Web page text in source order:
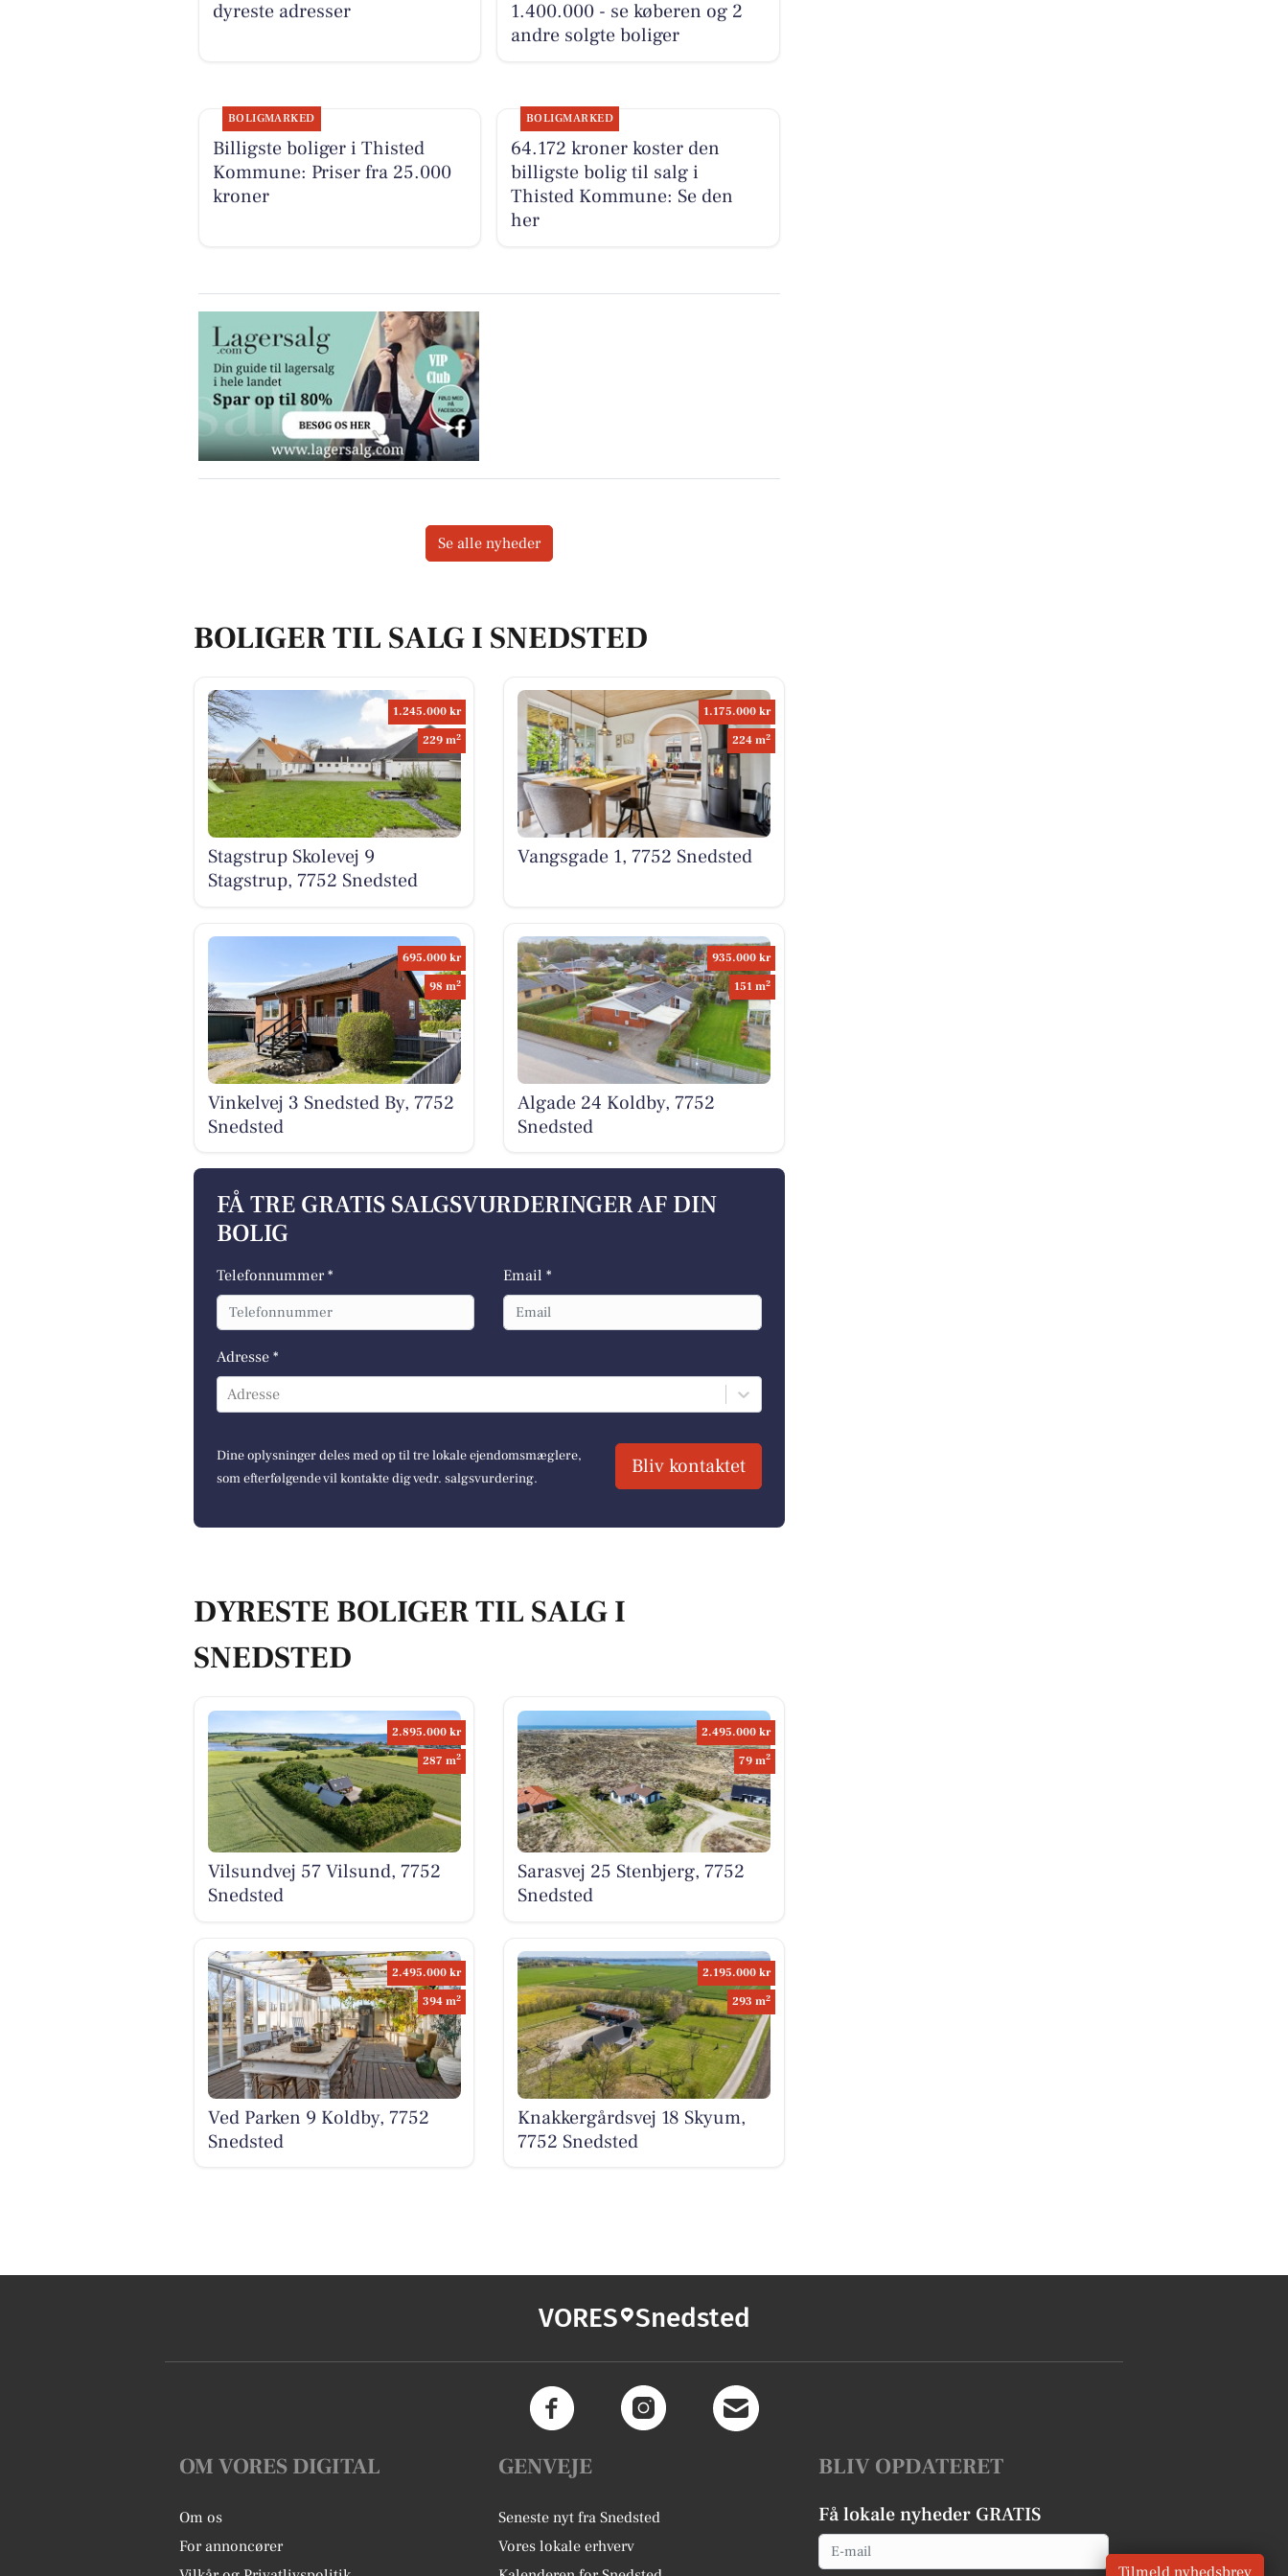
dyreste adresser
1.400.000 - se køberen og 2
andre solgte boliger
BOLIGMARKED
Billigste boliger i Thisted
Kommune: Priser fra 25.000
kroner
BOLIGMARKED
64.172 kroner koster den
billigste bolig til salg i
Thisted Kommune: Se den
her
Se alle nyheder
BOLIGER TIL SALG I SNEDSTED
1.245.000 kr
229 m2
Stagstrup Skolevej 9
Stagstrup, 7752 Snedsted
1.175.000 kr
224 m2
Vangsgade 1, 7752 Snedsted
695.000 kr
98 m2
Vinkelvej 3 Snedsted By, 7752
Snedsted
935.000 kr
151 m2
Algade 24 Koldby, 7752
Snedsted
FÅ TRE GRATIS SALGSVURDERINGER AF DIN
BOLIG
Telefonnummer * Email *
Adresse *
Adresse
Dine oplysninger deles med op til tre lokale ejendomsmæglere,
som efterfølgende vil kontakte dig vedr. salgsvurdering.
Bliv kontaktet
DYRESTE BOLIGER TIL SALG I
SNEDSTED
2.895.000 kr
287 m2
Vilsundvej 57 Vilsund, 7752
Snedsted
2.495.000 kr
79 m2
Sarasvej 25 Stenbjerg, 7752
Snedsted
2.495.000 kr
394 m2
Ved Parken 9 Koldby, 7752
Snedsted
2.195.000 kr
293 m2
Knakkergårdsvej 18 Skyum,
7752 Snedsted
VORES Snedsted
OM VORES DIGITAL
Om os
For annoncører
GENVEJE
Seneste nyt fra Snedsted
Vores lokale erhverv
BLIV OPDATERET
Få lokale nyheder GRATIS
Email
Tilmeld nyhedsbrev